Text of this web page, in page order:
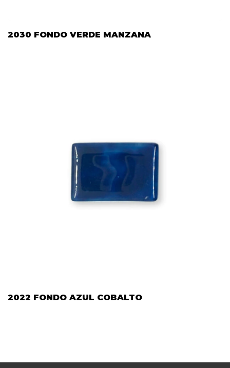
2030 FONDO VERDE MANZANA
2022 FONDO AZUL COBALTO